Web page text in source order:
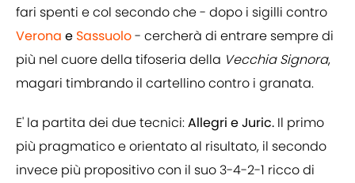
fari spenti e col secondo che - dopo i sigilli contro
Verona e Sassuolo- cercherà di entrare sempre di
più nel cuore della tifoseria della Vecchia Signora,
magari timbrando il cartellino contro i granata.
E' la partita dei due tecnici:Allegri e Juric. Il primo
più pragmatico e orientato al risultato, il secondo
invece più propositivo con il suo 3-4-2-1 ricco di